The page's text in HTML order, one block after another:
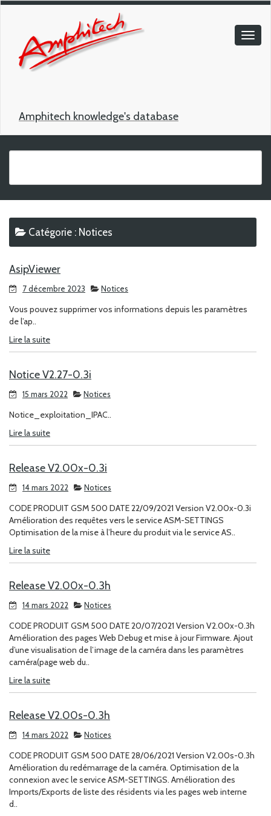
Amphitech knowledge's database
Catégorie : Notices
AsipViewer
7 décembre 2023 Notices
Vous pouvez supprimer vos informations depuis les paramètres
de l’ap..
Lire la suite
Notice V2.27-0.3i
15 mars 2022 Notices
Notice_exploitation_IPAC..
Lire la suite
Release V2.00x-0.3i
14 mars 2022 Notices
CODE PRODUIT GSM 500 DATE 22/09/2021 Version V2.00x-0.3i
Amélioration des requêtes vers le service ASM-SETTINGS
Optimisation de la mise à l’heure du produit via le service AS..
Lire la suite
Release V2.00x-0.3h
14 mars 2022 Notices
CODE PRODUIT GSM 500 DATE 20/07/2021 Version V2.00x-0.3h
Amélioration des pages Web Debug et mise à jour Firmware. Ajout
d’une visualisation de l’image de la caméra dans les paramètres
caméra(page web du..
Lire la suite
Release V2.00s-0.3h
14 mars 2022 Notices
CODE PRODUIT GSM 500 DATE 28/06/2021 Version V2.00s-0.3h
Amélioration du redémarrage de la caméra. Optimisation de la
connexion avec le service ASM-SETTINGS. Amélioration des
Imports/Exports de liste des résidents via les pages web interne
d..